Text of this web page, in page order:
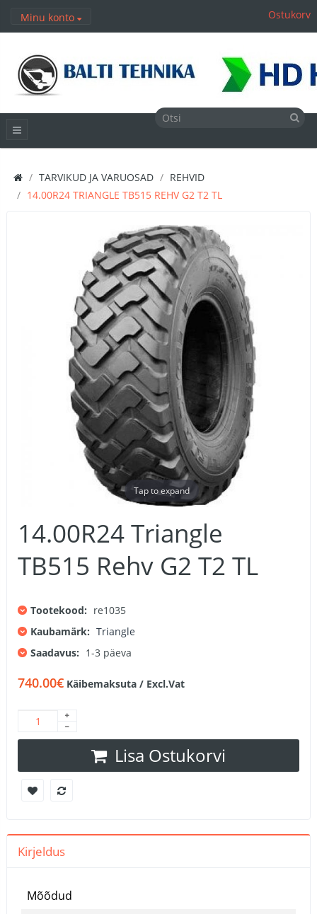
Minu konto Ostukorv
TARVIKUD JA VARUOSAD
REHVID
14.00R24 TRIANGLE TB515 REHV G2 T2 TL
Tap to expand
14.00R24 Triangle
TB515 Rehv G2 T2 TL
Tootekood: re1035
Kaubamärk: Triangle
Saadavus: 1-3 päeva
740.00€ Käibemaksuta / Excl.Vat
Lisa Ostukorvi
Kirjeldus
Mõõdud